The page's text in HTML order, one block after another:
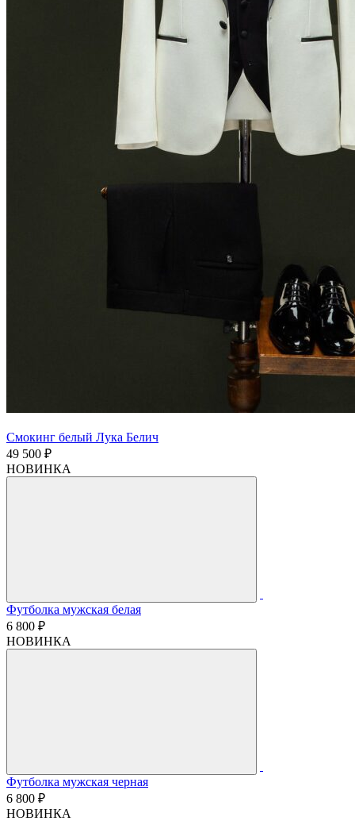
Смокинг белый Лука Белич
49 500 ₽
НОВИНКА
Футболка мужская белая
6 800 ₽
НОВИНКА
Футболка мужская черная
6 800 ₽
НОВИНКА